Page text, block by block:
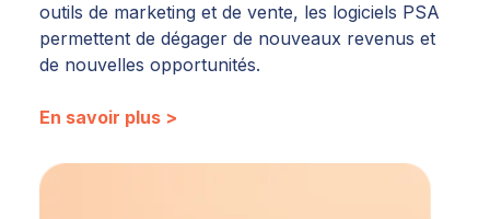
outils de marketing et de vente, les logiciels PSA
permettent de dégager de nouveaux revenus et
de nouvelles opportunités.
En savoir plus >